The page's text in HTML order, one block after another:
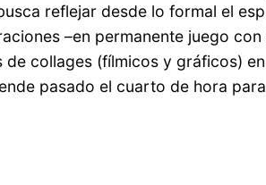
reflejar desde lo formal el
–en permanente juego
collages (fílmicos y gráficos)
pasado el cuarto de hora